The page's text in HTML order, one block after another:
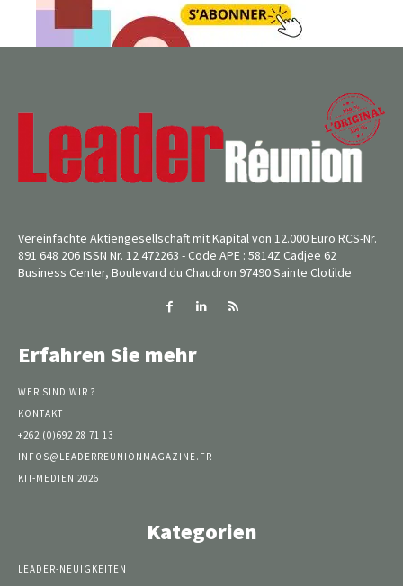
Vereinfachte Aktiengesellschaft mit Kapital von 12.000 Euro RCS-Nr.
891 648 206 ISSN Nr. 12 472263 - Code APE : 5814Z Cadjee 62
Business Center, Boulevard du Chaudron 97490 Sainte Clotilde
Erfahren Sie mehr
WER SIND WIR ?
KONTAKT
+262 (0)692 28 71 13
INFOS@LEADERREUNIONMAGAZINE.FR
KIT-MEDIEN 2026
Kategorien
LEADER-NEUIGKEITEN